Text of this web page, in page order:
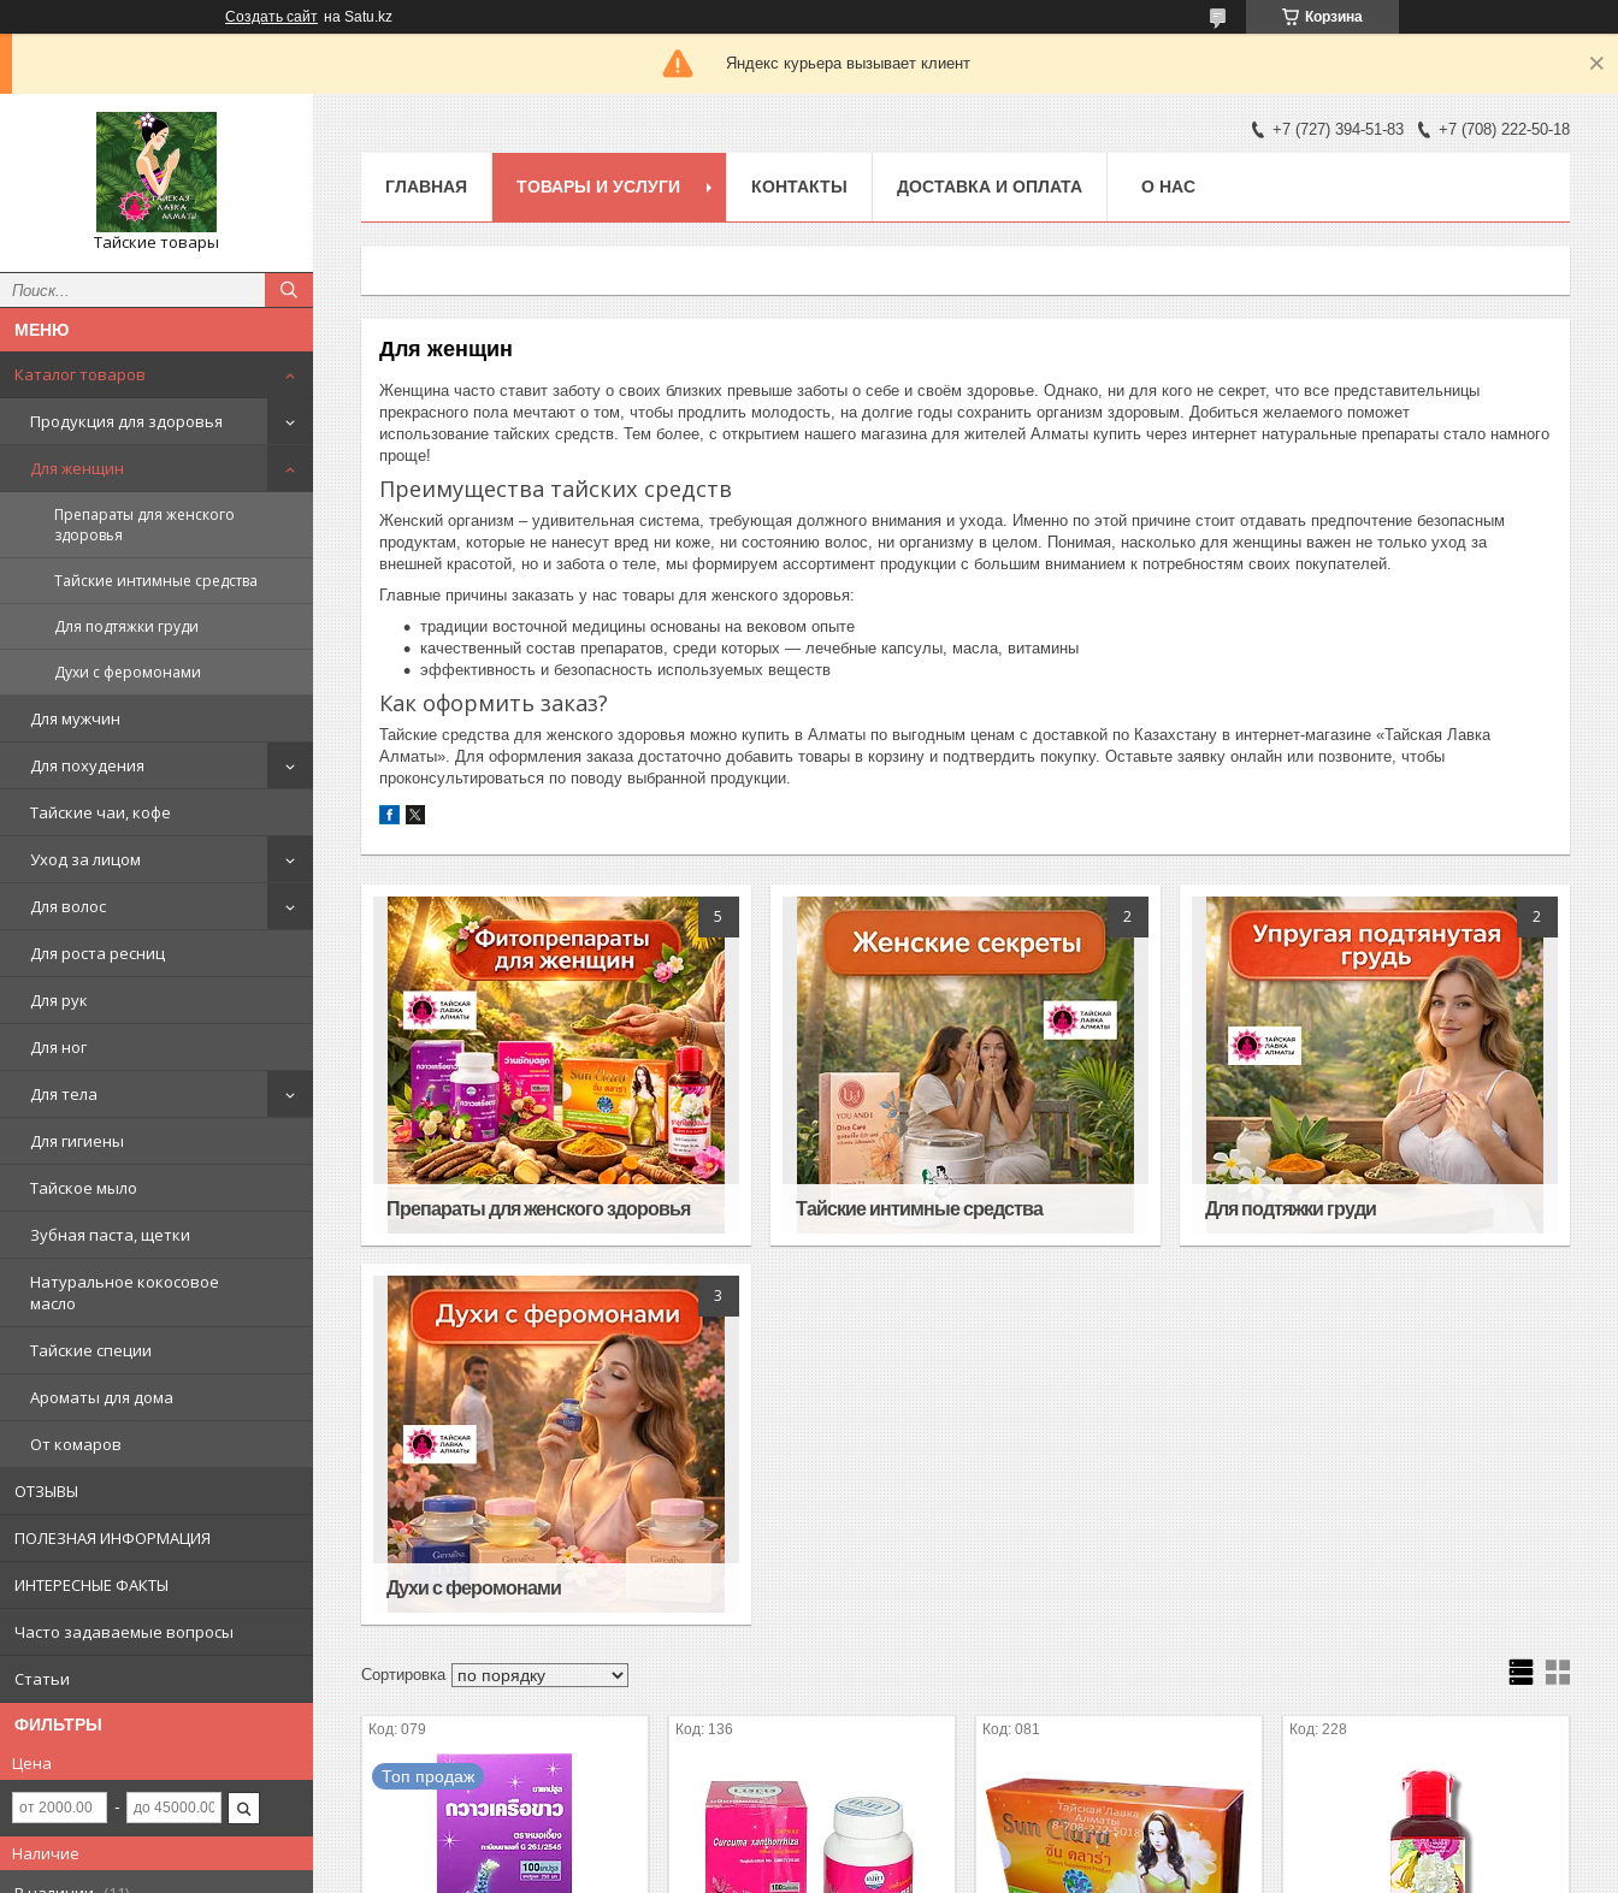
Создать сайт на Satu.kz Корзина
Яндекс курьера вызывает клиент
Тайские товары
Каталог товаров
Продукция для здоровья
Для женщин
Препараты для женского
здоровья
Тайские интимные средства
Для подтяжки груди
Духи с феромонами
Для мужчин
Для похудения
Тайские чаи, кофе
Уход за лицом
Для волос
Для роста ресниц
Для рук
Для ног
Для тела
Для гигиены
Тайское мыло
Зубная паста, щетки
Натуральное кокосовое
масло
Тайские специи
Ароматы для дома
От комаров
ОТЗЫВЫ
ПОЛЕЗНАЯ ИНФОРМАЦИЯ
ИНТЕРЕСНЫЕ ФАКТЫ
Часто задаваемые вопросы
Статьи
ФИЛЬТРЫ
Цена
Наличие
+7 (727) 394-51-83 +7 (708) 222-50-18
ГЛАВНАЯ ТОВАРЫ И УСЛУГИ КОНТАКТЫ ДОСТАВКА И ОПЛАТА О НАС
Для женщин
Женщина часто ставит заботу о своих близких превыше заботы о себе и своём здоровье. Однако, ни для кого не секрет, что все представительницы
прекрасного пола мечтают о том, чтобы продлить молодость, на долгие годы сохранить организм здоровым. Добиться желаемого поможет
использование тайских средств. Тем более, с открытием нашего магазина для жителей Алматы купить через интернет натуральные препараты стало намного
проще!
Преимущества тайских средств
Женский организм – удивительная система, требующая должного внимания и ухода. Именно по этой причине стоит отдавать предпочтение безопасным
продуктам, которые не нанесут вред ни коже, ни состоянию волос, ни организму в целом. Понимая, насколько для женщины важен не только уход за
внешней красотой, но и забота о теле, мы формируем ассортимент продукции с большим вниманием к потребностям своих покупателей.
Главные причины заказать у нас товары для женского здоровья:
традиции восточной медицины основаны на вековом опыте
качественный состав препаратов, среди которых — лечебные капсулы, масла, витамины
эффективность и безопасность используемых веществ
Как оформить заказ?
Тайские средства для женского здоровья можно купить в Алматы по выгодным ценам с доставкой по Казахстану в интернет-магазине «Тайская Лавка
Алматы». Для оформления заказа достаточно добавить товары в корзину и подтвердить покупку. Оставьте заявку онлайн или позвоните, чтобы
проконсультироваться по поводу выбранной продукции.
5
Препараты для женского здоровья
2
Тайские интимные средства
2
Для подтяжки груди
3
Духи с феромонами
079
Топ продаж
136 081 228